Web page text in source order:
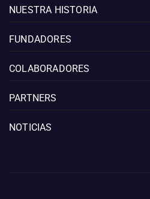
NUESTRA HISTORIA
FUNDADORES
COLABORADORES
PARTNERS
NOTICIAS